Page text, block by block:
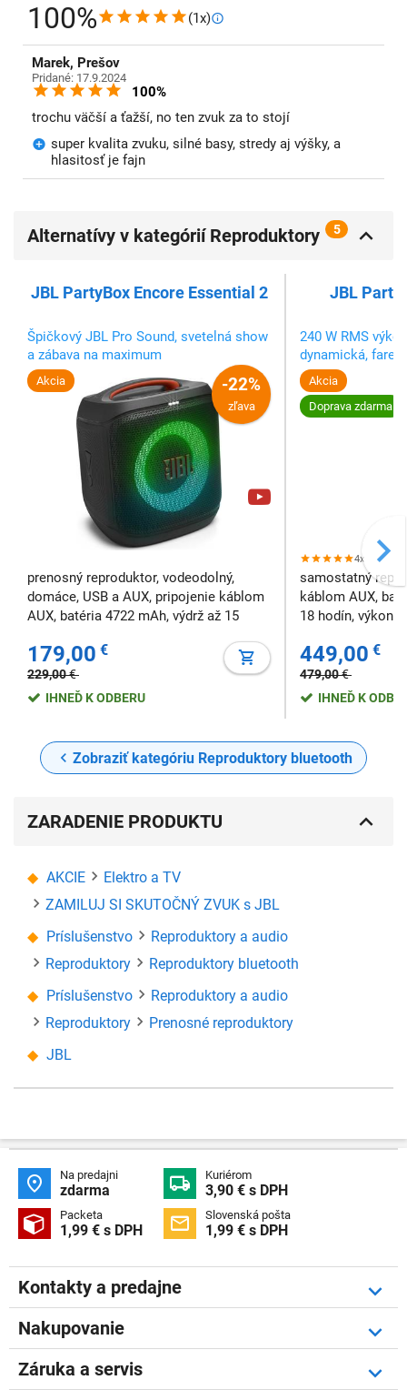
100% (1x)
Marek, Prešov
Pridané: 17.9.2024
100%
trochu väčší a ťažší, no ten zvuk za to stojí
super kvalita zvuku, silné basy, stredy aj výšky, a
hlasitosť je fajn
Alternatívy v kategórií Reproduktory
5
JBL PartyBox Encore Essential 2
Špičkový JBL Pro Sound, svetelná show
a zábava na maximum
Akcia -22%
zľava
prenosný reproduktor, vodeodolný,
domáce, USB a AUX, pripojenie káblom
AUX, batéria 4722 mAh, výdrž až 15
179,00 €
229,00€
IHNEĎ K ODBERU
JBL
240 W RMS
dynamická,
Akcia
Doprava zdarma
4x
samostatný
káblom AUX,
18 hodín, výkon
449,00 €
479,00€
IHNEĎ K
Zobraziť kategóriu Reproduktory bluetooth
ZARADENIE PRODUKTU
AKCIE
Elektro a TV
ZAMILUJ SI SKUTOČNÝ ZVUK s JBL
Príslušenstvo
Reproduktory a audio
Reproduktory
Reproduktory bluetooth
Príslušenstvo
Reproduktory a audio
Reproduktory
Prenosné reproduktory
JBL
 Na predajni
zdarma  Kuriérom
3,90 € s DPH
 Packeta
1,99 € s DPH  Slovenská pošta
1,99 € s DPH
Kontakty a predajne
Nakupovanie
Záruka a servis